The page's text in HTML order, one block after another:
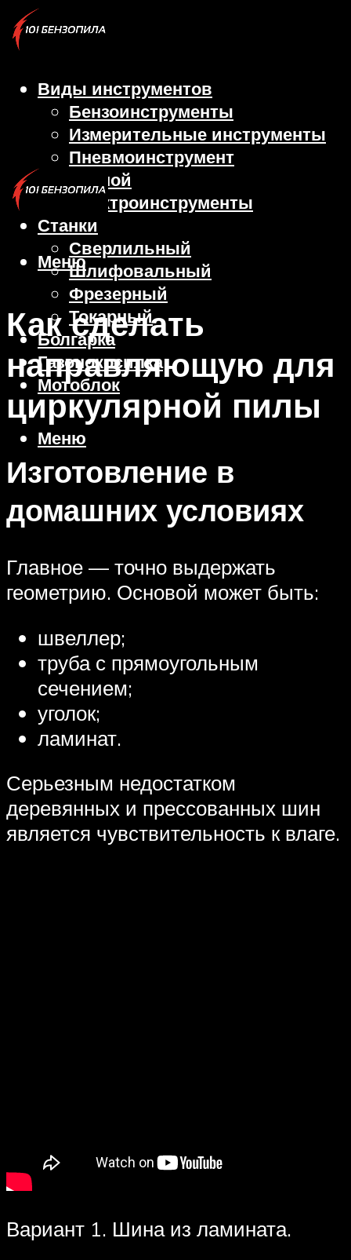
Виды инструментов
Бензоинструменты
Измерительные инструменты
Пневмоинструмент
Ручной
Электроинструменты
Станки
Сверлильный
Шлифовальный
Фрезерный
Токарный
Болгарка
Газонокосилка
Мотоблок
Меню
Меню
Как сделать
направляющую для
циркулярной пилы
Изготовление в
домашних условиях
Главное — точно выдержать
геометрию. Основой может быть:
швеллер;
труба с прямоугольным
сечением;
уголок;
ламинат.
Серьезным недостатком
деревянных и прессованных шин
является чувствительность к влаге.
Вариант 1. Шина из ламината.